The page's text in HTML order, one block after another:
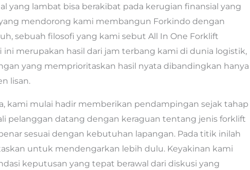
yang lambat bisa berakibat pada kerugian finansial yang
mendorong kami membangun Forkindo dengan
sebuah filosofi yang kami sebut All In One Forklift
ini merupakan hasil dari jam terbang kami di dunia logistik,
yang memprioritaskan hasil nyata dibandingkan hanya
lisan.
kami mulai hadir memberikan pendampingan sejak tahap
pelanggan datang dengan keraguan tentang jenis forklift
sesuai dengan kebutuhan lapangan. Pada titik inilah
untuk mendengarkan lebih dulu. Keyakinan kami
keputusan yang tepat berawal dari diskusi yang